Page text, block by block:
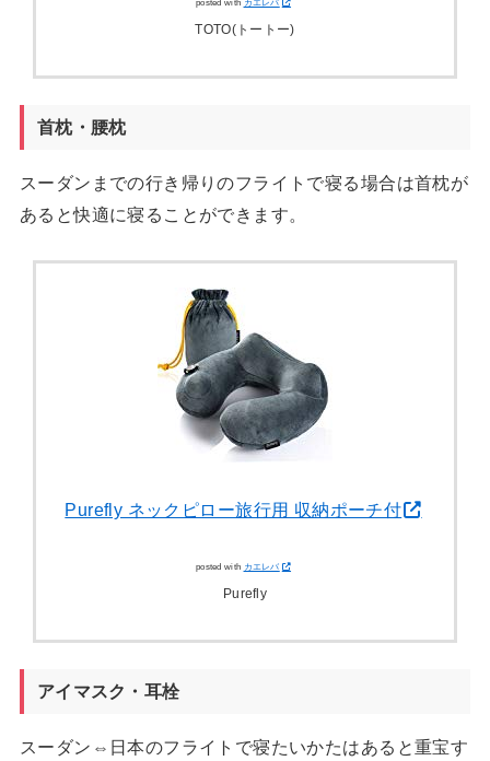
posted with カエレバ
TOTO(トートー)
首枕・腰枕
スーダンまでの行き帰りのフライトで寝る場合は首枕が
あると快適に寝ることができます。
Purefly ネックピロー旅行用 収納ポーチ付
posted with カエレバ
Purefly
アイマスク・耳栓
スーダン⇔日本のフライトで寝たいかたはあると重宝す